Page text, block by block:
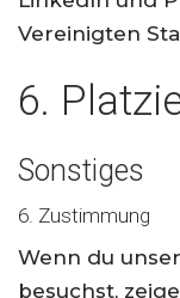
Vereinigten
6.
Sonstiges
6. Zustimmung
Wenn du
besuchst,